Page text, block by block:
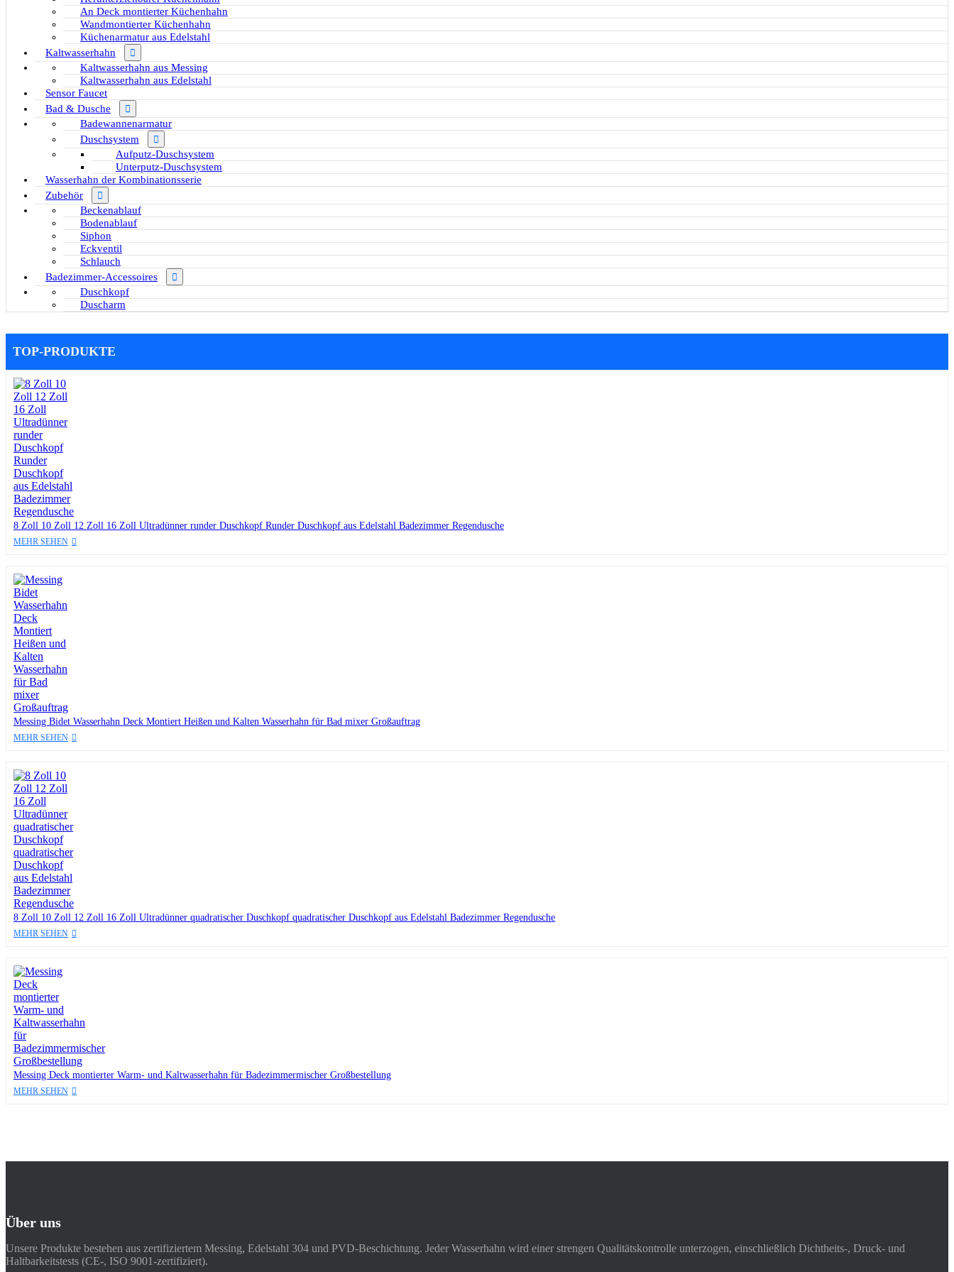
An Deck montierter Küchenhahn
Wandmontierter Küchenhahn
Küchenarmatur aus Edelstahl
Kaltwasserhahn
Kaltwasserhahn aus Messing
Kaltwasserhahn aus Edelstahl
Sensor Faucet
Bad & Dusche
Badewannenarmatur
Duschsystem
Aufputz-Duschsystem
Unterputz-Duschsystem
Wasserhahn der Kombinationsserie
Zubehör
Beckenablauf
Bodenablauf
Siphon
Eckventil
Schlauch
Badezimmer-Accessoires
Duschkopf
Duscharm
TOP-PRODUKTE
8 Zoll 10 Zoll 12 Zoll 16 Zoll Ultradünner runder Duschkopf Runder Duschkopf aus Edelstahl Badezimmer Regendusche
MEHR SEHEN
Messing Bidet Wasserhahn Deck Montiert Heißen und Kalten Wasserhahn für Bad mixer Großauftrag
MEHR SEHEN
8 Zoll 10 Zoll 12 Zoll 16 Zoll Ultradünner quadratischer Duschkopf quadratischer Duschkopf aus Edelstahl Badezimmer Regendusche
MEHR SEHEN
Messing Deck montierter Warm- und Kaltwasserhahn für Badezimmermischer Großbestellung
MEHR SEHEN
Über uns
Unsere Produkte bestehen aus zertifiziertem Messing, Edelstahl 304 und PVD-Beschichtung. Jeder Wasserhahn wird einer strengen Qualitätskontrolle unterzogen, einschließlich Dichtheits-, Druck- und
Haltbarkeitstests (CE-, ISO 9001-zertifiziert).